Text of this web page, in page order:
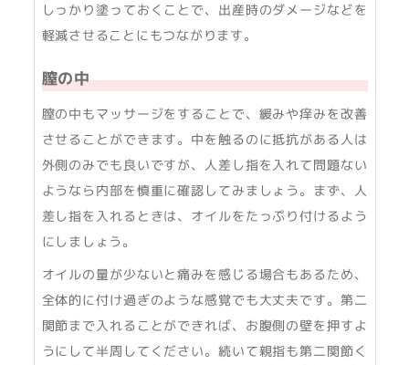
しっかり塗っておくことで、出産時のダメージなどを
軽減させることにもつながります。
膣の中
膣の中もマッサージをすることで、緩みや痒みを改善
させることができます。中を触るのに抵抗がある人は
外側のみでも良いですが、人差し指を入れて問題ない
ようなら内部を慎重に確認してみましょう。まず、人
差し指を入れるときは、オイルをたっぷり付けるよう
にしましょう。
オイルの量が少ないと痛みを感じる場合もあるため、
全体的に付け過ぎのような感覚でも大丈夫です。第二
関節まで入れることができれば、お腹側の壁を押すよ
うにして半周してください。続いて親指も第二関節く